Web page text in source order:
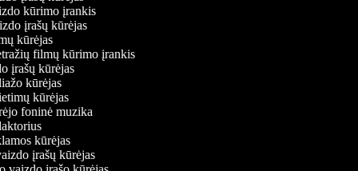
kūrimo įrankis
įrašų kūrėjas
kūrėjas
filmų kūrimo įrankis
įrašų kūrėjas
kūrėjas
kūrėjas
foninė muzika
kūrėjas
įrašų kūrėjas